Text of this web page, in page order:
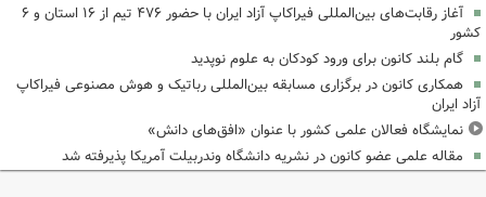
آغاز رقابت‌های بین‌المللی فیراکاپ آزاد ایران با حضور ۴۷۶ تیم از ۱۶ استان و ۶
کشور
گام بلند کانون برای ورود کودکان به علوم نوپدید
همکاری کانون در برگزاری مسابقه بین‌المللی رباتیک و هوش مصنوعی فیراکاپ
آزاد ایران
نمایشگاه فعالان علمی کشور با عنوان «افق‌های دانش»
مقاله علمی عضو کانون در نشریه دانشگاه وندربیلت آمریکا پذیرفته شد